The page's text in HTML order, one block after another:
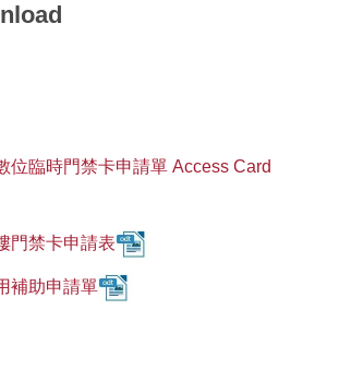
位臨時門禁卡申請單 Access Card
門禁卡申請表
補助申請單